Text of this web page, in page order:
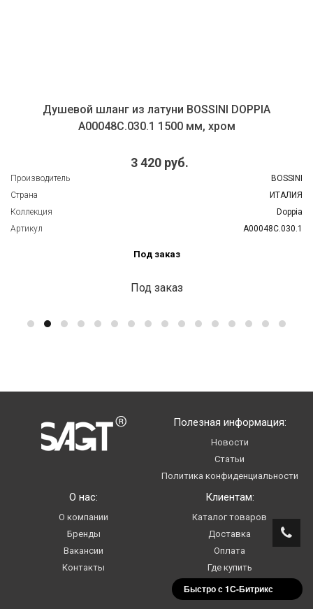
Душевой шланг из латуни BOSSINI DOPPIA
A00048C.030.1 1500 мм, хром
3 420 руб.
Производитель
BOSSINI
Страна
ИТАЛИЯ
Коллекция
Doppia
Артикул
A00048C.030.1
Под заказ
Под заказ
О нас:
О компании
Бренды
Вакансии
Контакты
Клиентам:
Каталог товаров
Доставка
Оплата
Где купить
Услуги
Полезная информация:
Новости
Статьи
Политика конфиденциальности
Быстро с 1С-Битрикс